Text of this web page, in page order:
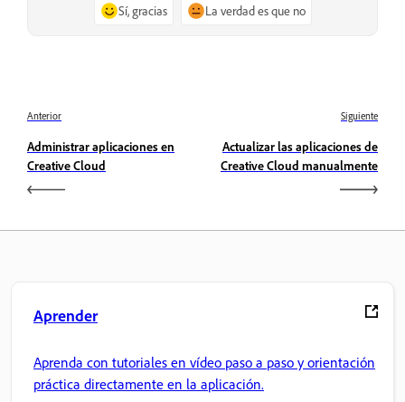
Sí, gracias La verdad es que no
Anterior
Administrar aplicaciones en
Creative Cloud
Siguiente
Actualizar las aplicaciones de
Creative Cloud manualmente
Aprender
Aprenda con tutoriales en vídeo paso a paso y orientación
práctica directamente en la aplicación.